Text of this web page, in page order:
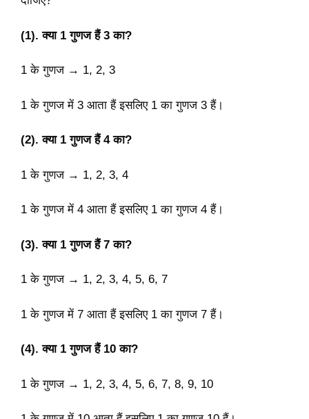
(1). क्या 1 गुणज हैं 3 का?
1 के गुणज → 1, 2, 3
1 के गुणज में 3 आता हैं इसलिए 1 का गुणज 3 हैं।
(2). क्या 1 गुणज हैं 4 का?
1 के गुणज → 1, 2, 3, 4
1 के गुणज में 4 आता हैं इसलिए 1 का गुणज 4 हैं।
(3). क्या 1 गुणज हैं 7 का?
1 के गुणज → 1, 2, 3, 4, 5, 6, 7
1 के गुणज में 7 आता हैं इसलिए 1 का गुणज 7 हैं।
(4). क्या 1 गुणज हैं 10 का?
1 के गुणज → 1, 2, 3, 4, 5, 6, 7, 8, 9, 10